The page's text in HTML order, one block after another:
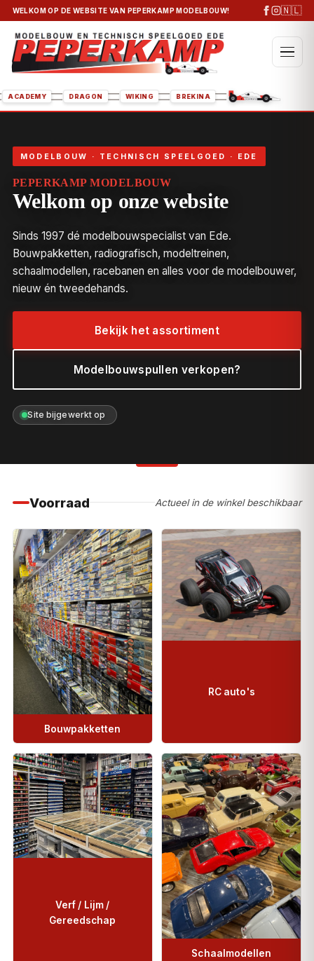
WELKOM OP DE WEBSITE VAN PEPERKAMP MODELBOUW! 🇳🇱
ACADEMY DRAGON WIKING BREKINA
MODELBOUW · TECHNISCH SPEELGOED · EDE
PEPERKAMP MODELBOUW
Welkom op onze website
Sinds 1997 dé modelbouwspecialist van Ede.
Bouwpakketten, radiografisch, modeltreinen,
schaalmodellen, racebanen en alles voor de modelbouwer,
nieuw én tweedehands.
Bekijk het assortiment
Modelbouwspullen verkopen?
Site bijgewerkt op
Voorraad Actueel in de winkel beschikbaar
Bouwpakketten
RC auto's
Verf / Lijm /
Gereedschap
Schaalmodellen